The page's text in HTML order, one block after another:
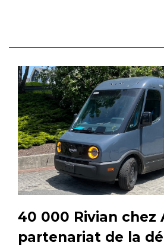
40 000 Rivian chez
partenariat de la